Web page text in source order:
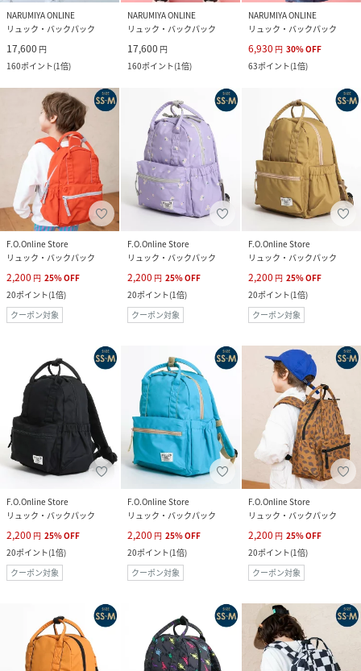
NARUMIYA ONLINE
リュック・バックパック
17,600 円
160ポイント(1倍)
NARUMIYA ONLINE
リュック・バックパック
17,600 円
160ポイント(1倍)
NARUMIYA ONLINE
リュック・バックパック
6,930 円 30%OFF
63ポイント(1倍)
F.O.Online Store
リュック・バックパック
2,200 円 25%OFF
20ポイント(1倍)
クーポン対象
F.O.Online Store
リュック・バックパック
2,200 円 25%OFF
20ポイント(1倍)
クーポン対象
F.O.Online Store
リュック・バックパック
2,200 円 25%OFF
20ポイント(1倍)
クーポン対象
F.O.Online Store
リュック・バックパック
2,200 円 25%OFF
20ポイント(1倍)
クーポン対象
F.O.Online Store
リュック・バックパック
2,200 円 25%OFF
20ポイント(1倍)
クーポン対象
F.O.Online Store
リュック・バックパック
2,200 円 25%OFF
20ポイント(1倍)
クーポン対象